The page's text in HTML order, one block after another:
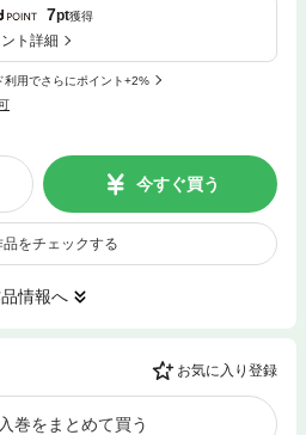
7pt獲得
ト詳細
利用でさらにポイント+2%
今すぐ買う
品をチェックする
情報へ
お気に入り登録
巻をまとめて買う